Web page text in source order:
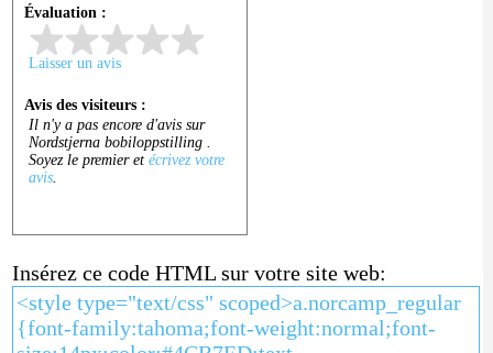
Insérez ce code HTML sur votre site web: